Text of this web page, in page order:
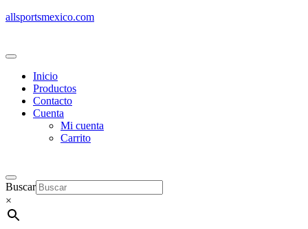
allsportsmexico.com
Inicio
Productos
Contacto
Cuenta
Mi cuenta
Carrito
Buscar
×